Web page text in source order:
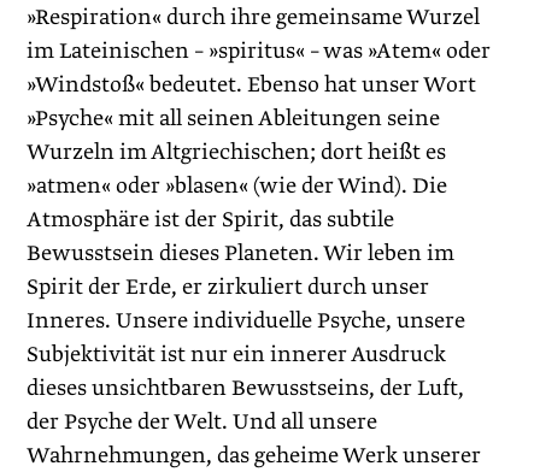
»Respiration« durch ihre gemeinsame Wurzel
im Lateinischen – »spiritus« – was »Atem« oder
»Windstoß« bedeutet. Ebenso hat unser Wort
»Psyche« mit all seinen Ableitungen seine
Wurzeln im Altgriechischen; dort heißt es
»atmen« oder »blasen« (wie der Wind). Die
Atmosphäre ist der Spirit, das subtile
Bewusstsein dieses Planeten. Wir leben im
Spirit der Erde, er zirkuliert durch unser
Inneres. Unsere individuelle Psyche, unsere
Subjektivität ist nur ein innerer Ausdruck
dieses unsichtbaren Bewusstseins, der Luft,
der Psyche der Welt. Und all unsere
Wahrnehmungen, das geheime Werk unserer